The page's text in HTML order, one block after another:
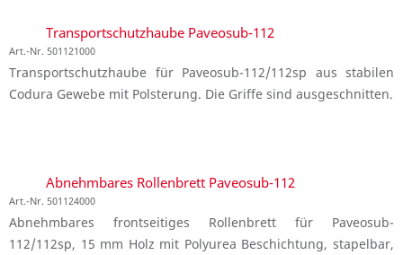
Transportschutzhaube Paveosub-112
Art.-Nr. 501121000
Transportschutzhaube für Paveosub-112/112sp aus stabilen
Codura Gewebe mit Polsterung. Die Griffe sind ausgeschnitten.
Abnehmbares Rollenbrett Paveosub-112
Art.-Nr. 501124000
Abnehmbares frontseitiges Rollenbrett für Paveosub-
112/112sp, 15 mm Holz mit Polyurea Beschichtung, stapelbar,